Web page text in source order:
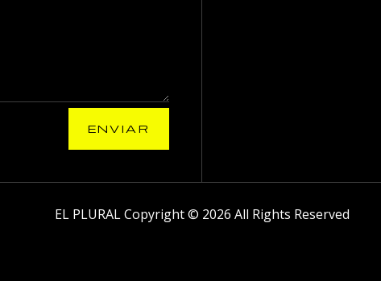
ENVIAR
EL PLURAL Copyright © 2026 All Rights Reserved